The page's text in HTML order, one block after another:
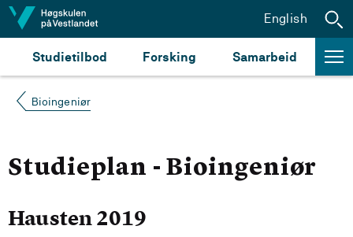
Hopp til innhald
Studietilbod Forsking Samarbeid
English
Bioingeniør
Studieplan - Bioingeniør
Hausten 2019